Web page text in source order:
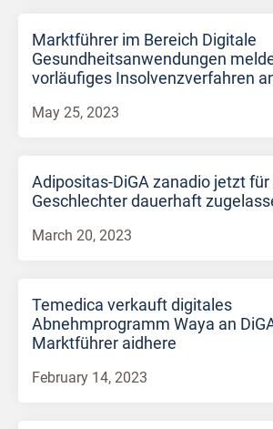
Marktführer im Bereich Digitale
Gesundheitsanwendungen
vorläufiges Insolvenzverfahren
May 25, 2023
Adipositas-DiGA zanadio jetzt für
Geschlechter dauerhaft
March 20, 2023
Temedica verkauft digitales
Abnehmprogramm Waya an
Marktführer aidhere
February 14, 2023